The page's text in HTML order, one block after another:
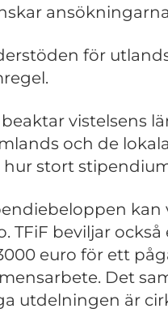
för
beaktar vistelsens
och de
hur stort
kan
TFiF beviljar
euro för ett
Det
utdelningen är